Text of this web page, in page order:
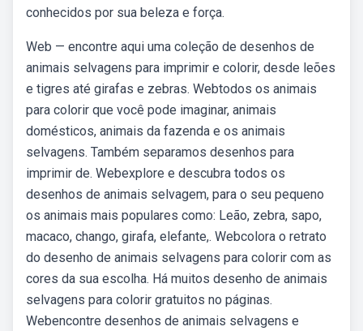
conhecidos por sua beleza e força.
Web — encontre aqui uma coleção de desenhos de
animais selvagens para imprimir e colorir, desde leões
e tigres até girafas e zebras. Webtodos os animais
para colorir que você pode imaginar, animais
domésticos, animais da fazenda e os animais
selvagens. Também separamos desenhos para
imprimir de. Webexplore e descubra todos os
desenhos de animais selvagem, para o seu pequeno
os animais mais populares como: Leão, zebra, sapo,
macaco, chango, girafa, elefante,. Webcolora o retrato
do desenho de animais selvagens para colorir com as
cores da sua escolha. Há muitos desenho de animais
selvagens para colorir gratuitos no páginas.
Webencontre desenhos de animais selvagens e